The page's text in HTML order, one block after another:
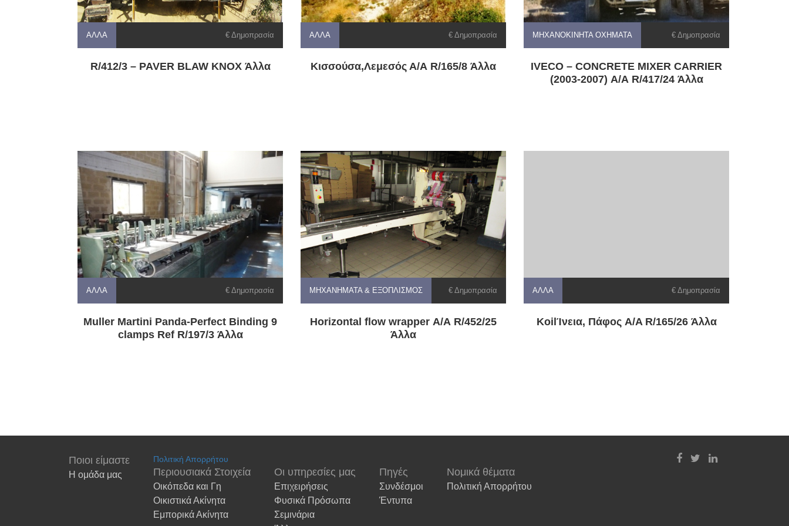
ΆΛΛΑ € Δημοπρασία
R/412/3 – PAVER BLAW KNOX Άλλα
ΆΛΛΑ € Δημοπρασία
Κισσούσα,Λεμεσός Α/Α R/165/8 Άλλα
ΜΗΧΑΝΟΚΊΝΗΤΑ ΟΧΉΜΑΤΑ € Δημοπρασία
IVECO – CONCRETE MIXER CARRIER
(2003-2007) Α/Α R/417/24 Άλλα
ΆΛΛΑ € Δημοπρασία
Muller Martini Panda-Perfect Binding 9
clamps Ref R/197/3 Άλλα
ΜΗΧΑΝΉΜΑΤΑ & ΕΞΟΠΛΙΣΜΌΣ € Δημοπρασία
Horizontal flow wrapper Α/Α R/452/25
Άλλα
ΆΛΛΑ € Δημοπρασία
KoilΊνεια, Πάφος A/A R/165/26 Άλλα
Ποιοι είμαστε
Η ομάδα μας
Πολιτική Απορρήτου
Περιουσιακά Στοιχεία
Οικόπεδα και Γη
Οικιστικά Ακίνητα
Εμπορικά Ακίνητα
Οι υπηρεσίες μας
Επιχειρήσεις
Φυσικά Πρόσωπα
Σεμινάρια
Πηγές
Συνδέσμοι
Έντυπα
Νομικά θέματα
Πολιτική Απορρήτου